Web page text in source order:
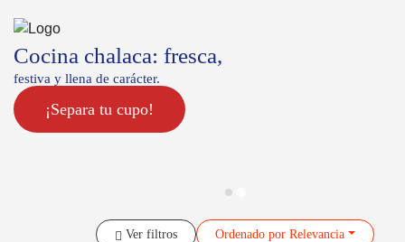
Cocina chalaca: fresca,
festiva y llena de carácter.
¡Separa tu cupo!
Ver filtros Ordenadopor Relevancia